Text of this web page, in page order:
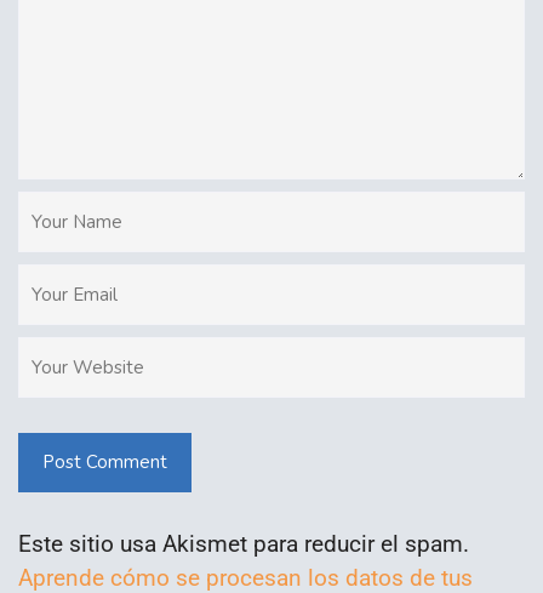
Post Comment
Este sitio usa Akismet para reducir el spam.
Aprende cómo se procesan los datos de tus